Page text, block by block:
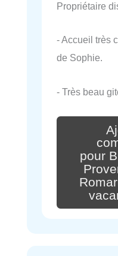
Propriétaire
- Accueil très
de Sophie.
- Très beau
pour